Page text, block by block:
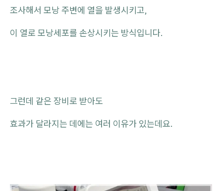
조사해서 모낭 주변에 열을 발생시키고,
이 열로 모낭세포를 손상시키는 방식입니다.
그런데 같은 장비로 받아도
효과가 달라지는 데에는 여러 이유가 있는데요.